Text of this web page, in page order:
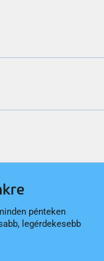
pénteken
legérdekesebb